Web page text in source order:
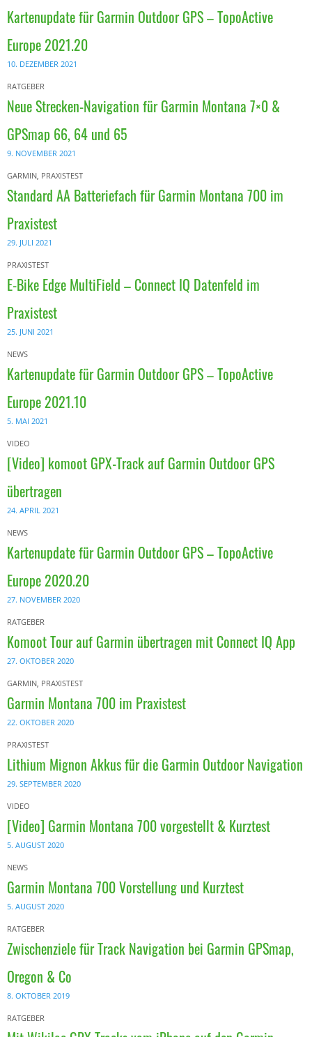
Kartenupdate für Garmin Outdoor GPS – TopoActive
Europe 2021.20
10. DEZEMBER 2021
RATGEBER
Neue Strecken-Navigation für Garmin Montana 7×0 &
GPSmap 66, 64 und 65
9. NOVEMBER 2021
GARMIN PRAXISTEST
Standard AA Batteriefach für Garmin Montana 700 im
Praxistest
29. JULI 2021
PRAXISTEST
E-Bike Edge MultiField – Connect IQ Datenfeld im
Praxistest
25. JUNI 2021
NEWS
Kartenupdate für Garmin Outdoor GPS – TopoActive
Europe 2021.10
5. MAI 2021
VIDEO
[Video] komoot GPX-Track auf Garmin Outdoor GPS
übertragen
24. APRIL 2021
NEWS
Kartenupdate für Garmin Outdoor GPS – TopoActive
Europe 2020.20
27. NOVEMBER 2020
RATGEBER
Komoot Tour auf Garmin übertragen mit Connect IQ App
27. OKTOBER 2020
GARMIN PRAXISTEST
Garmin Montana 700 im Praxistest
22. OKTOBER 2020
PRAXISTEST
Lithium Mignon Akkus für die Garmin Outdoor Navigation
29. SEPTEMBER 2020
VIDEO
[Video] Garmin Montana 700 vorgestellt & Kurztest
5. AUGUST 2020
NEWS
Garmin Montana 700 Vorstellung und Kurztest
5. AUGUST 2020
RATGEBER
Zwischenziele für Track Navigation bei Garmin GPSmap,
Oregon & Co
8. OKTOBER 2019
RATGEBER